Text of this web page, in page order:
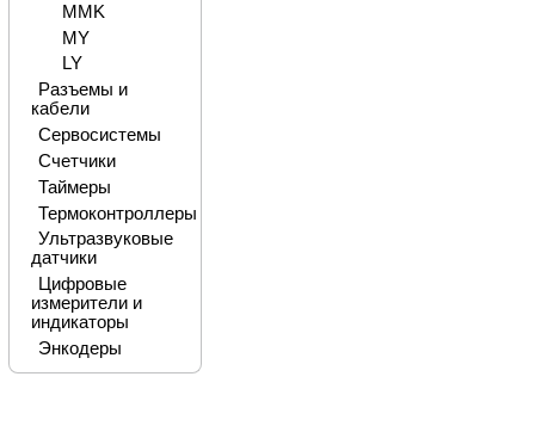
MMK
MY
LY
Разъемы и
кабели
Сервосистемы
Счетчики
Таймеры
Термоконтроллеры
Ультразвуковые
датчики
Цифровые
измерители и
индикаторы
Энкодеры